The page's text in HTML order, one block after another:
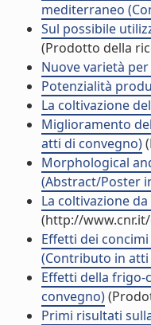
mediterraneo
Sul possibile
(Prodotto della
Nuove varietà
Potenzialità
La coltivazione
Miglioramento
atti di convegno)
Morphological
(Abstract/Poster
La coltivazione
(http://
Effetti dei
(Contributo in
Effetti della frigo-
convegno)
Primi risultati